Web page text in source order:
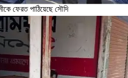
ফেরত পাঠিয়েছে সৌদি